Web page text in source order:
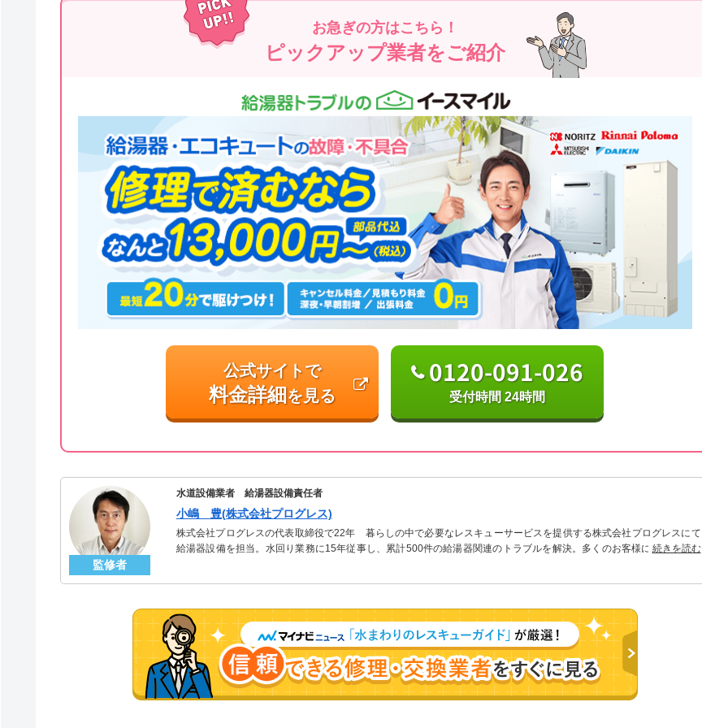
お急ぎの方はこちら！
ピックアップ業者をご紹介
公式サイトで
料金詳細を見る
0120-091-026
受付時間 24時間
監修者
水道設備業者 給湯器設備責任者
小嶋 豊(株式会社プログレス)
株式会社プログレスの代表取締役で22年 暮らしの中で必要なレスキューサービスを提供する株式会社プログレスにて
給湯器設備を担当。水回り業務に15年従事し、累計500件の給湯器関連のトラブルを解決。多くのお客様に信頼される
続きを読む